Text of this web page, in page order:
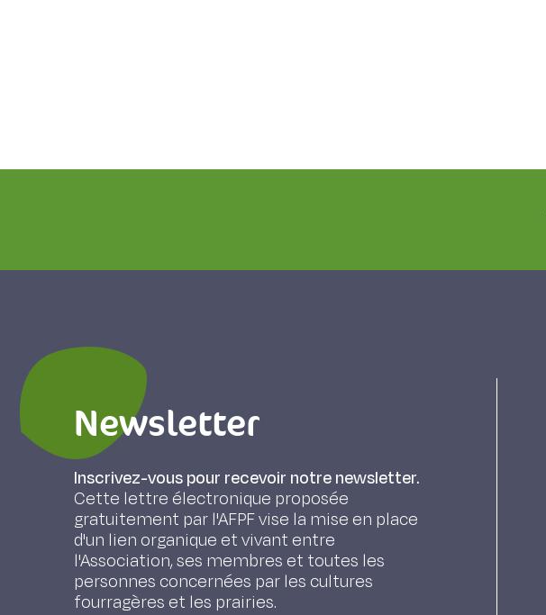
Newsletter
Inscrivez-vous pour recevoir notre newsletter.
Cette lettre électronique proposée
gratuitement par l'AFPF vise la mise en place
d'un lien organique et vivant entre
l'Association, ses membres et toutes les
personnes concernées par les cultures
fourragères et les prairies.